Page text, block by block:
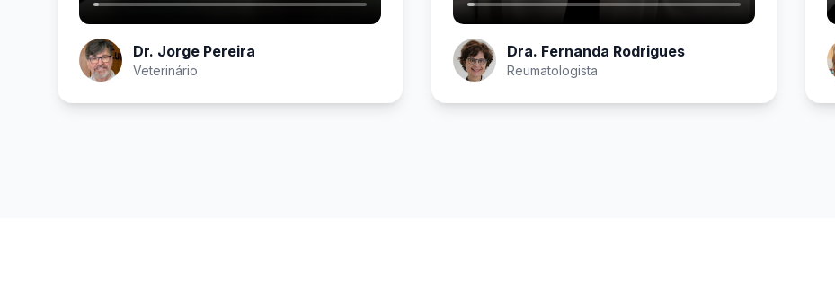
Dr. Jorge Pereira
Veterinário
Dra. Fernanda Rodrigues
Reumatologista